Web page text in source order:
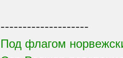
--------------------
Под флагом